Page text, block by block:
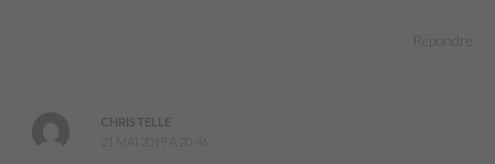
Répondre
CHRISTELLE
21 MAI 2019 À 20:46